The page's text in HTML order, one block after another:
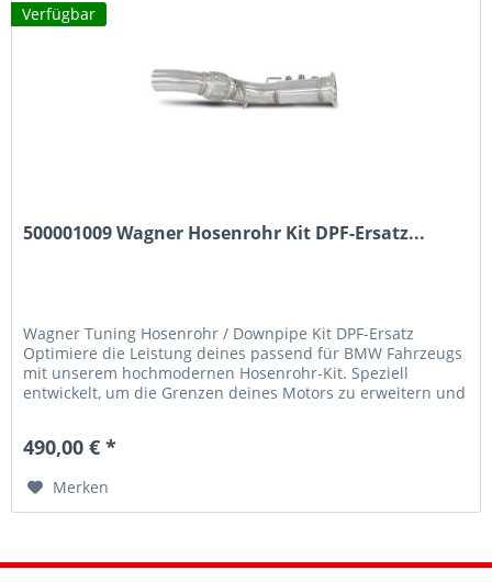
Verfügbar
500001009 Wagner Hosenrohr Kit DPF-Ersatz...
Wagner Tuning Hosenrohr / Downpipe Kit DPF-Ersatz
Optimiere die Leistung deines passend für BMW Fahrzeugs
mit unserem hochmodernen Hosenrohr-Kit. Speziell
entwickelt, um die Grenzen deines Motors zu erweitern und
Edelstahl SS304 für maximale Haltbarkeit und Leistung...
490,00 € *
Merken